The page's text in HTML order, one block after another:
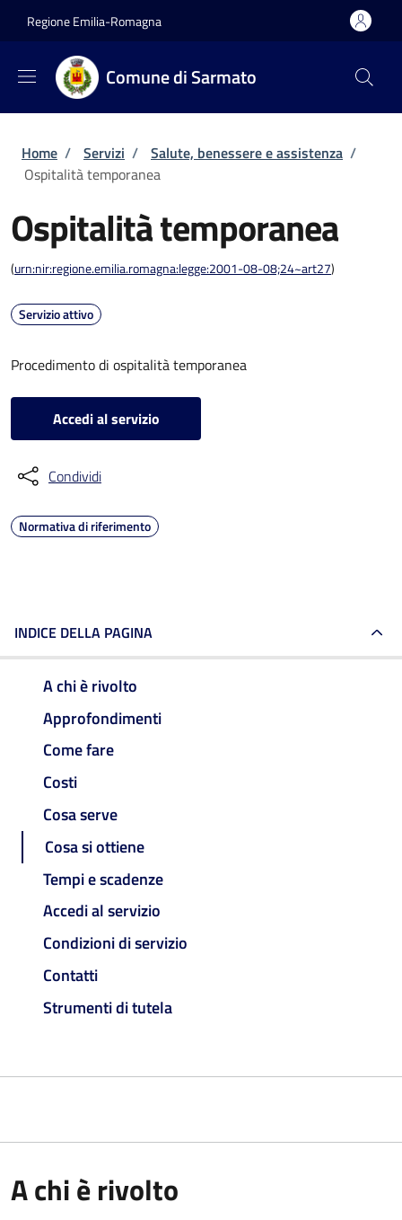
Regione Emilia-Romagna
Comune di Sarmato
Briciole di pane
Home / Servizi / Salute, benessere e assistenza /
Ospitalità temporanea
Ospitalità temporanea
(urn:nir:regione.emilia.romagna:legge:2001-08-08;24~art27)
Servizio attivo
Procedimento di ospitalità temporanea
Accedi al servizio
Condividi
Normativa di riferimento
INDICE DELLA PAGINA
A chi è rivolto
Approfondimenti
Come fare
Costi
Cosa serve
Cosa si ottiene
Tempi e scadenze
Accedi al servizio
Condizioni di servizio
Contatti
Strumenti di tutela
A chi è rivolto